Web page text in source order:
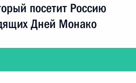
посетит Россию
Дней Монако